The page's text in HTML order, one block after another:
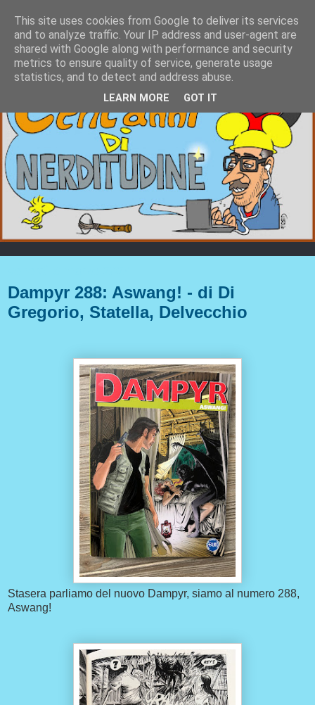
Dampyr 288: Aswang! - di Di
Gregorio, Statella, Delvecchio
Stasera parliamo del nuovo Dampyr, siamo al numero 288,
Aswang!
This site uses cookies from Google to deliver its services
and to analyze traffic. Your IP address and user-agent are
shared with Google along with performance and security
metrics to ensure quality of service, generate usage
statistics, and to detect and address abuse.
LEARN MORE GOT IT